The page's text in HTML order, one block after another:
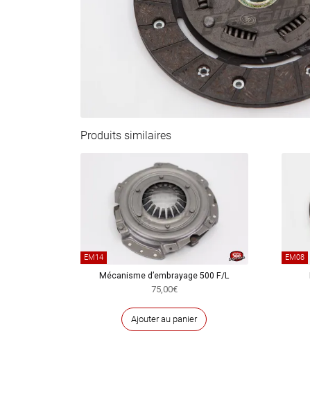
Produits similaires
EM14
Mécanisme d’embrayage 500 F/L
75,00€
Ajouter au panier
EM08